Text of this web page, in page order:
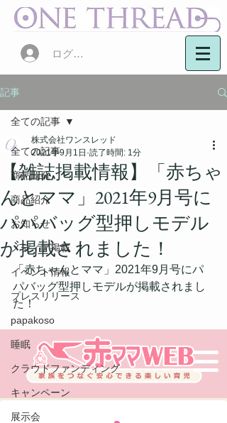
ログイン
記事
全ての記事
商品開発
商品紹介
お知らせ
メディア掲載
イベント情報
プレスリリース
papakoso
睡眠
クラウドファンディング
キャンペーン
展示会
全ての記事
【雑誌掲載情報】「赤ちゃ
んとママ」2021年9月号に
パパバッグ型押しモデル
が掲載されました！
株式会社ワンスレッド
2021年9月1日 読了時間: 1分
「赤ちゃんとママ」2021年9月号にパ
パバッグ型押しモデルが掲載されまし
た！